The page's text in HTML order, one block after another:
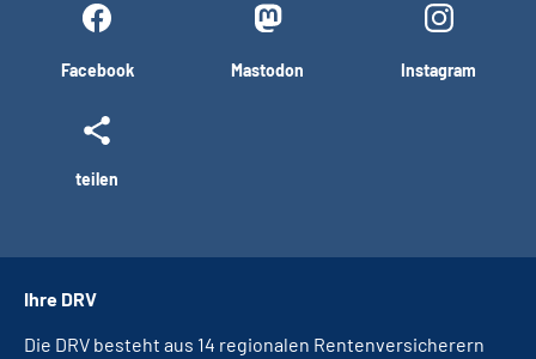
Facebook Mastodon Instagram
teilen
Ihre DRV
Die DRV besteht aus 14 regionalen Rentenversicherern